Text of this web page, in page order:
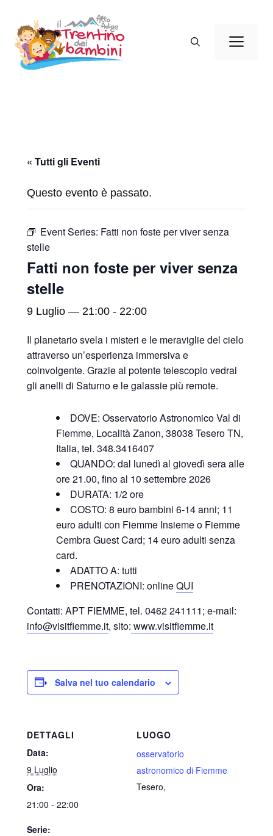
contenuto
« Tutti gli Eventi
Questo evento è passato.
Event Series: Fatti non foste per viver senza
stelle
Fatti non foste per viver senza
stelle
9 Luglio — 21:00 - 22:00
Il planetario svela i misteri e le meraviglie del cielo
attraverso un’esperienza immersiva e
coinvolgente. Grazie al potente telescopio vedrai
gli anelli di Saturno e le galassie più remote.
DOVE: Osservatorio Astronomico Val di
Fiemme, Località Zanon, 38038 Tesero TN,
Italia, tel. 348.3416407
QUANDO: dal lunedì al giovedì sera alle
ore 21.00, fino al 10 settembre 2026
DURATA: 1/2 ore
COSTO: 8 euro bambini 6-14 anni; 11
euro adulti con Fiemme Insieme o Fiemme
Cembra Guest Card; 14 euro adulti senza
card.
ADATTO A: tutti
PRENOTAZIONI: onlineQUI
Contatti: APT FIEMME, tel. 0462 241111; e-mail:
info@visitfiemme.it, sito: www.visitfiemme.it
Salva nel tuo calendario
DETTAGLI
Data:
9 Luglio
Ora:
21:00 - 22:00
Serie:
LUOGO
osservatorio
astronomico di Fiemme
Tesero,